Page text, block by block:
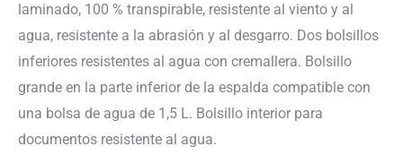
laminado, 100 % transpirable, resistente al viento y al
agua, resistente a la abrasión y al desgarro. Dos bolsillos
inferiores resistentes al agua con cremallera. Bolsillo
grande en la parte inferior de la espalda compatible con
una bolsa de agua de 1,5 L. Bolsillo interior para
documentos resistente al agua.